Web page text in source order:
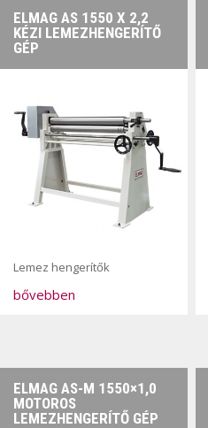
ELMAG AS 1550 X 2,2
KÉZI LEMEZHENGERÍTŐ
GÉP
Lemez hengerítők
bővebben
ELMAG AS-M 1550×1,0
MOTOROS
LEMEZHENGERÍTŐ GÉP